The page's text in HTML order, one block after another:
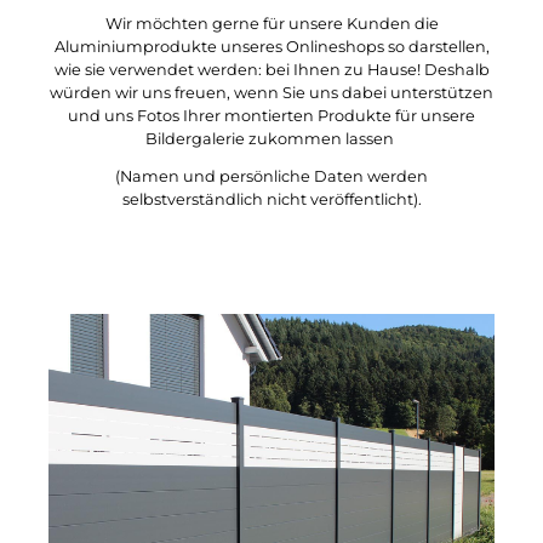
Wir möchten gerne für unsere Kunden die
Aluminiumprodukte unseres Onlineshops so darstellen,
wie sie verwendet werden: bei Ihnen zu Hause! Deshalb
würden wir uns freuen, wenn Sie uns dabei unterstützen
und uns Fotos Ihrer montierten Produkte für unsere
Bildergalerie zukommen lassen
(Namen und persönliche Daten werden
selbstverständlich nicht veröffentlicht).